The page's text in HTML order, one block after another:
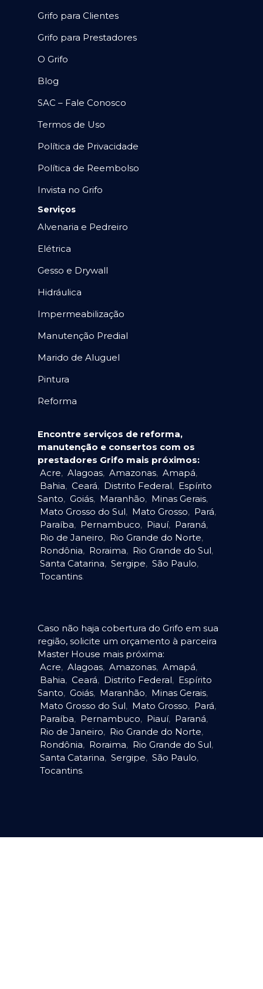
Grifo para Clientes
Grifo para Prestadores
O Grifo
Blog
SAC – Fale Conosco
Termos de Uso
Política de Privacidade
Política de Reembolso
Invista no Grifo
Serviços
Alvenaria e Pedreiro
Elétrica
Gesso e Drywall
Hidráulica
Impermeabilização
Manutenção Predial
Marido de Aluguel
Pintura
Reforma
Encontre serviços de reforma,
manutenção e consertos com os
prestadores Grifo mais próximos:
Acre, Alagoas, Amazonas, Amapá,
Bahia, Ceará, Distrito Federal, Espírito
Santo, Goiás, Maranhão, Minas Gerais,
Mato Grosso do Sul, Mato Grosso, Pará,
Paraíba, Pernambuco, Piauí, Paraná,
Rio de Janeiro, Rio Grande do Norte,
Rondônia, Roraima, Rio Grande do Sul,
Santa Catarina, Sergipe, São Paulo,
Tocantins.
Caso não haja cobertura do Grifo em sua
região, solicite um orçamento à parceira
Master House mais próxima:
Acre, Alagoas, Amazonas, Amapá,
Bahia, Ceará, Distrito Federal, Espírito
Santo, Goiás, Maranhão, Minas Gerais,
Mato Grosso do Sul, Mato Grosso, Pará,
Paraíba, Pernambuco, Piauí, Paraná,
Rio de Janeiro, Rio Grande do Norte,
Rondônia, Roraima, Rio Grande do Sul,
Santa Catarina, Sergipe, São Paulo,
Tocantins.